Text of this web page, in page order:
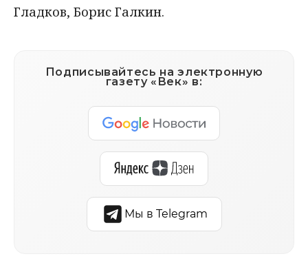
Гладков, Борис Галкин.
Подписывайтесь на электронную
газету «Век» в:
Мы в Telegram